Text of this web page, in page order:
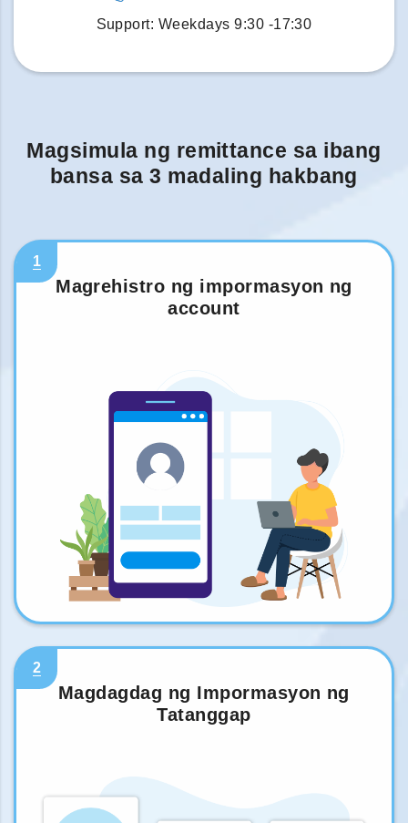
Support: Weekdays 9:30 -17:30
Magsimula ng remittance sa ibang
bansa sa 3 madaling hakbang
1
Magrehistro ng impormasyon ng
account
2
Magdagdag ng Impormasyon ng
Tatanggap